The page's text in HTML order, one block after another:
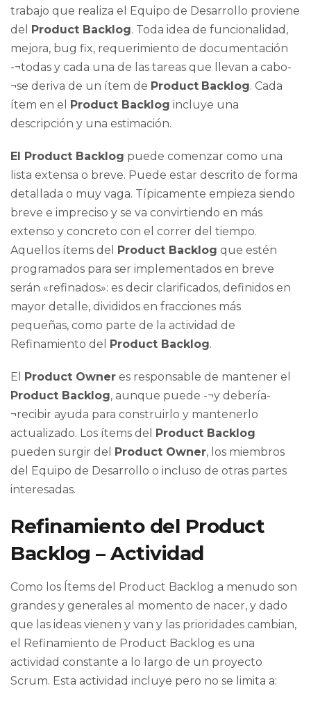
trabajo que realiza el Equipo de Desarrollo proviene
del Product Backlog. Toda idea de funcionalidad,
mejora, bug fix, requerimiento de documentación
-¬todas y cada una de las tareas que llevan a cabo-
¬se deriva de un ítem de Product Backlog. Cada
ítem en el Product Backlog incluye una
descripción y una estimación.
El Product Backlog puede comenzar como una
lista extensa o breve. Puede estar descrito de forma
detallada o muy vaga. Típicamente empieza siendo
breve e impreciso y se va convirtiendo en más
extenso y concreto con el correr del tiempo.
Aquellos ítems del Product Backlog que estén
programados para ser implementados en breve
serán «refinados»: es decir clarificados, definidos en
mayor detalle, divididos en fracciones más
pequeñas, como parte de la actividad de
Refinamiento del Product Backlog.
El Product Owner es responsable de mantener el
Product Backlog, aunque puede -¬y debería-
¬recibir ayuda para construirlo y mantenerlo
actualizado. Los ítems del Product Backlog
pueden surgir del Product Owner, los miembros
del Equipo de Desarrollo o incluso de otras partes
interesadas.
Refinamiento del Product
Backlog – Actividad
Como los Ítems del Product Backlog a menudo son
grandes y generales al momento de nacer, y dado
que las ideas vienen y van y las prioridades cambian,
el Refinamiento de Product Backlog es una
actividad constante a lo largo de un proyecto
Scrum. Esta actividad incluye pero no se limita a: